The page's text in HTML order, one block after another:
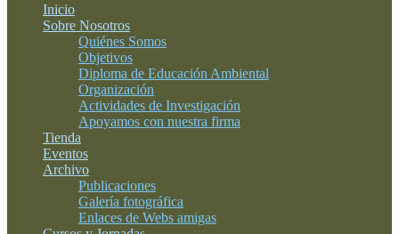
Inicio
Sobre Nosotros
Quiénes Somos
Objetivos
Diploma de Educación Ambiental
Organización
Actividades de Investigación
Apoyamos con nuestra firma
Tienda
Eventos
Archivo
Publicaciones
Galería fotográfica
Enlaces de Webs amigas